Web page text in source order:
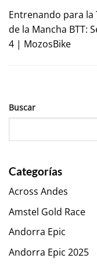
Entrenando para la
de la Mancha BTT:
4 | MozosBike
Buscar
Categorías
Across Andes
Amstel Gold Race
Andorra Epic
Andorra Epic 2025